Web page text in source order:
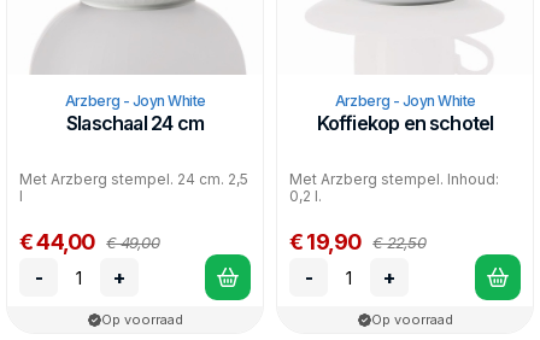
Arzberg - Joyn White
Slaschaal 24 cm
Met Arzberg stempel. 24 cm. 2,5
l
€ 44,00 € 49,00
- +
Op voorraad
Arzberg - Joyn White
Koffiekop en schotel
Met Arzberg stempel. Inhoud:
0,2 l.
€ 19,90 € 22,50
- +
Op voorraad